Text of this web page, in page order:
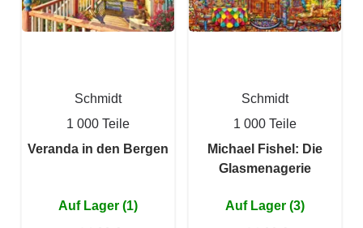
Schmidt
1 000 Teile
Veranda in den Bergen
Auf Lager (1)
Schmidt
1 000 Teile
Michael Fishel: Die
Glasmenagerie
Auf Lager (3)